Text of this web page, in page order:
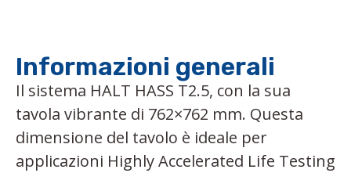
Informazioni generali
Il sistema HALT HASS T2.5, con la sua
tavola vibrante di 762×762 mm. Questa
dimensione del tavolo è ideale per
applicazioni Highly Accelerated Life Testing